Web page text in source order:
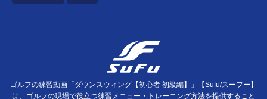
ゴルフの練習動画「ダウンスウィング【初心者 初級編】」【Sufu/スーフー】
は、ゴルフの現場で役立つ練習メニュー・トレーニング方法を提供すること